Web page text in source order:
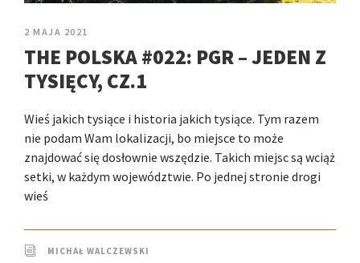
2 MAJA 2021
THE POLSKA #022: PGR – JEDEN Z
TYSIĘCY, CZ.1
Wieś jakich tysiące i historia jakich tysiące. Tym razem
nie podam Wam lokalizacji, bo miejsce to może
znajdować się dosłownie wszędzie. Takich miejsc są wciąż
setki, w każdym województwie. Po jednej stronie drogi
wieś
MICHAŁ WALCZEWSKI